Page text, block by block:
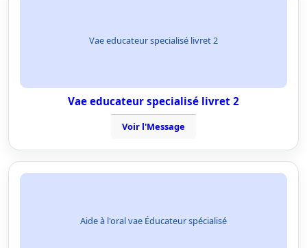
Vae educateur specialisé livret 2
Vae educateur specialisé livret 2
Voir l'Message
Aide à l'oral vae Éducateur spécialisé